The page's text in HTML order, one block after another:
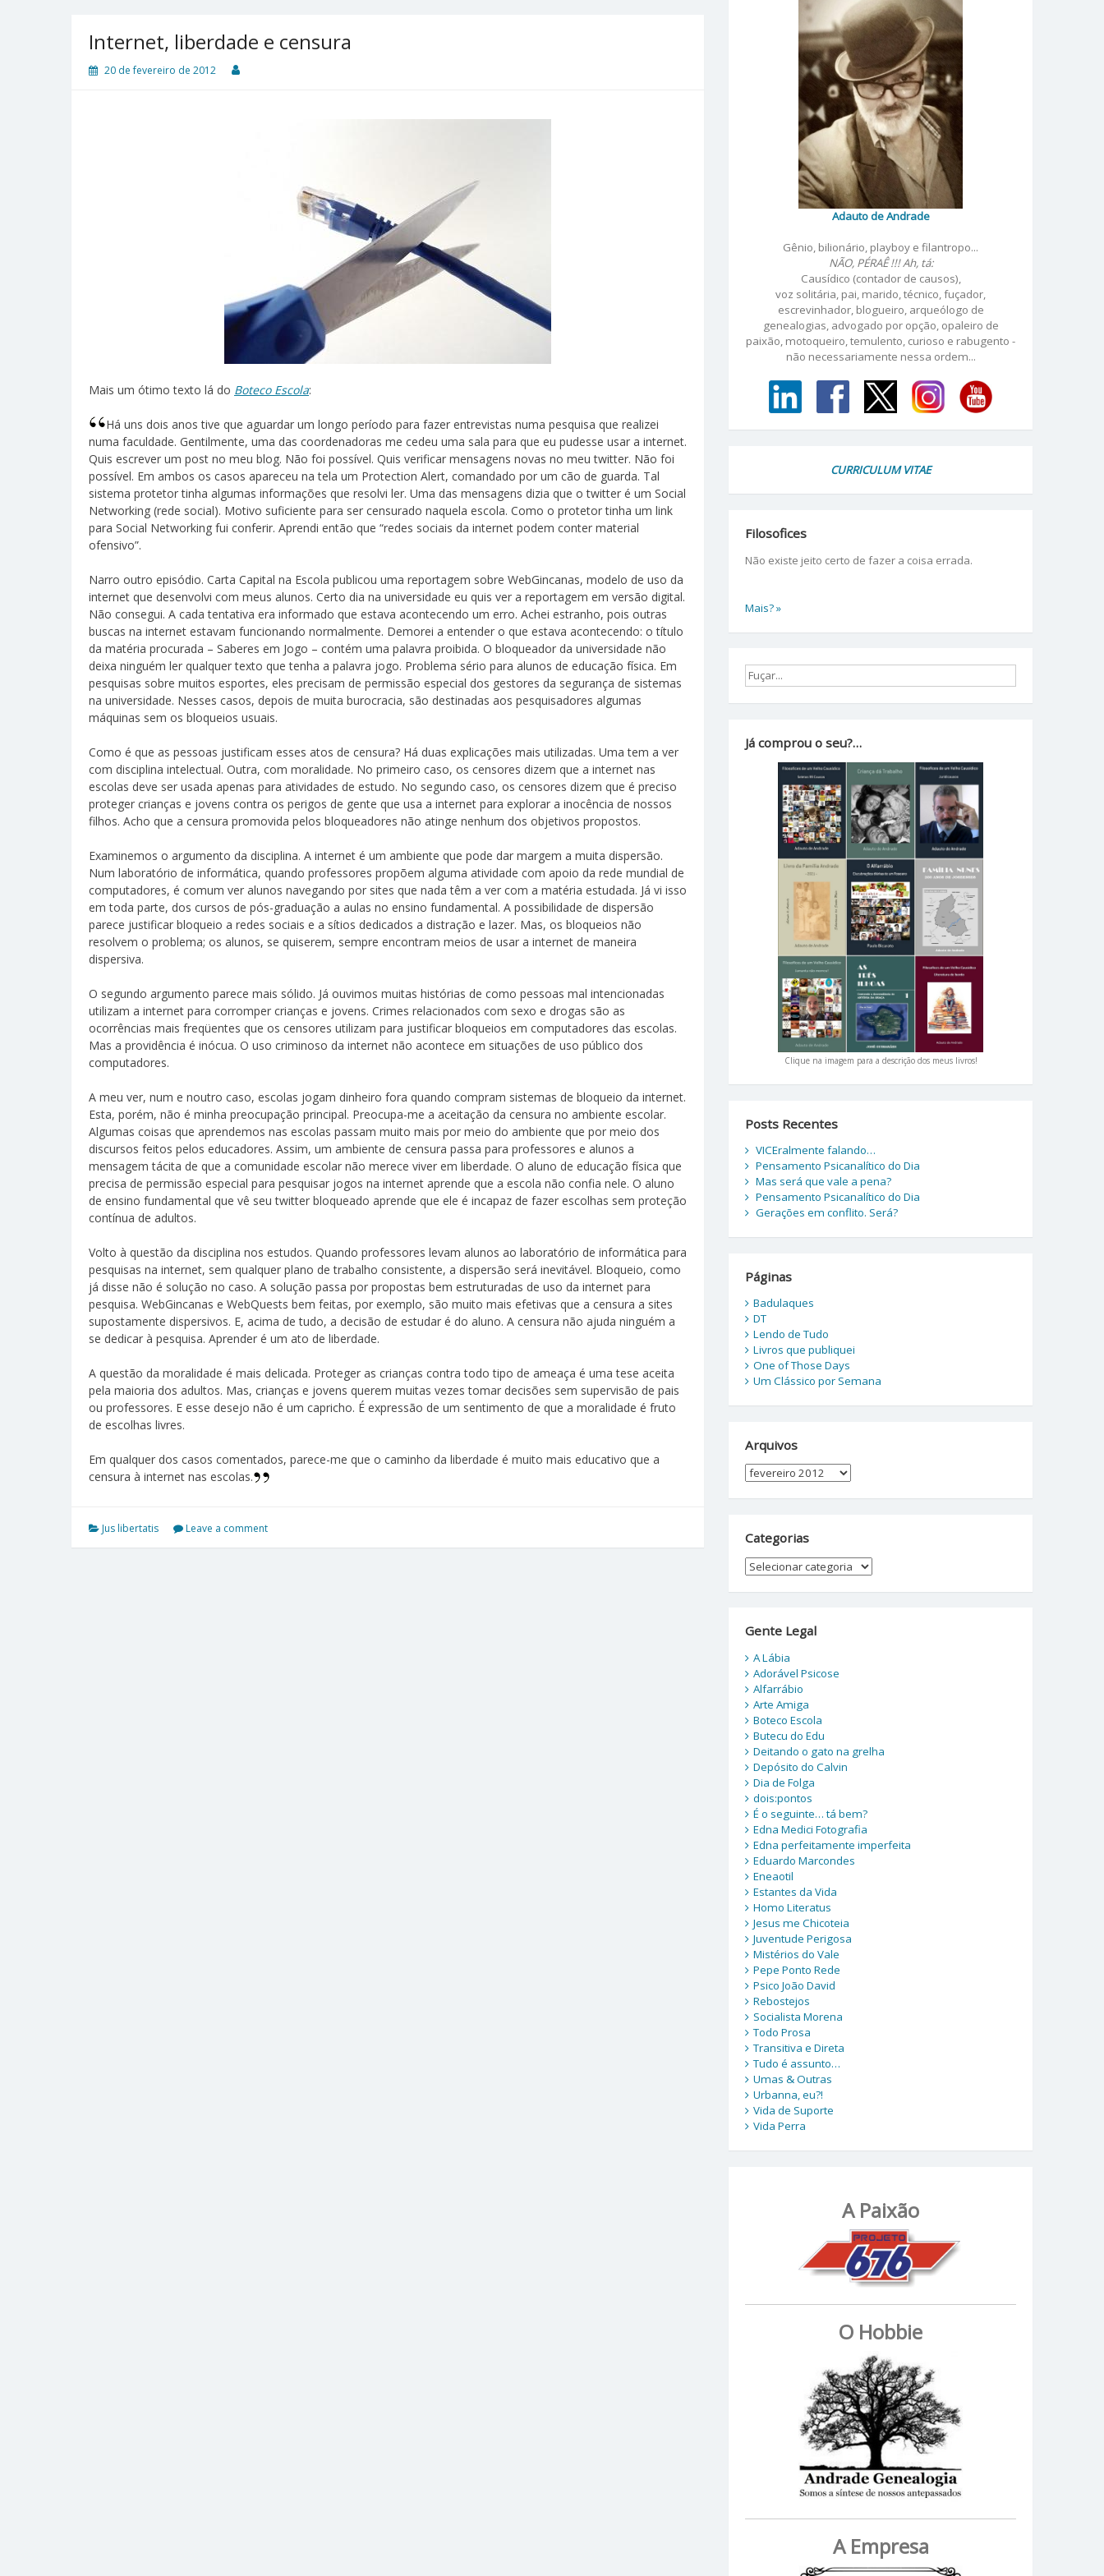
Internet, liberdade e censura
20 de fevereiro de 2012
Mais um ótimo texto lá do Boteco Escola:
Há uns dois anos tive que aguardar um longo período para fazer entrevistas numa pesquisa que realizei
numa faculdade. Gentilmente, uma das coordenadoras me cedeu uma sala para que eu pudesse usar a internet.
Quis escrever um post no meu blog. Não foi possível. Quis verificar mensagens novas no meu twitter. Não foi
possível. Em ambos os casos apareceu na tela um Protection Alert, comandado por um cão de guarda. Tal
sistema protetor tinha algumas informações que resolvi ler. Uma das mensagens dizia que o twitter é um Social
Networking (rede social). Motivo suficiente para ser censurado naquela escola. Como o protetor tinha um link
para Social Networking fui conferir. Aprendi então que “redes sociais da internet podem conter material
ofensivo”.
Narro outro episódio. Carta Capital na Escola publicou uma reportagem sobre WebGincanas, modelo de uso da
internet que desenvolvi com meus alunos. Certo dia na universidade eu quis ver a reportagem em versão digital.
Não consegui. A cada tentativa era informado que estava acontecendo um erro. Achei estranho, pois outras
buscas na internet estavam funcionando normalmente. Demorei a entender o que estava acontecendo: o título
da matéria procurada – Saberes em Jogo – contém uma palavra proibida. O bloqueador da universidade não
deixa ninguém ler qualquer texto que tenha a palavra jogo. Problema sério para alunos de educação física. Em
pesquisas sobre muitos esportes, eles precisam de permissão especial dos gestores da segurança de sistemas
na universidade. Nesses casos, depois de muita burocracia, são destinadas aos pesquisadores algumas
máquinas sem os bloqueios usuais.
Como é que as pessoas justificam esses atos de censura? Há duas explicações mais utilizadas. Uma tem a ver
com disciplina intelectual. Outra, com moralidade. No primeiro caso, os censores dizem que a internet nas
escolas deve ser usada apenas para atividades de estudo. No segundo caso, os censores dizem que é preciso
proteger crianças e jovens contra os perigos de gente que usa a internet para explorar a inocência de nossos
filhos. Acho que a censura promovida pelos bloqueadores não atinge nenhum dos objetivos propostos.
Examinemos o argumento da disciplina. A internet é um ambiente que pode dar margem a muita dispersão.
Num laboratório de informática, quando professores propõem alguma atividade com apoio da rede mundial de
computadores, é comum ver alunos navegando por sites que nada têm a ver com a matéria estudada. Já vi isso
em toda parte, dos cursos de pós-graduação a aulas no ensino fundamental. A possibilidade de dispersão
parece justificar bloqueio a redes sociais e a sítios dedicados a distração e lazer. Mas, os bloqueios não
resolvem o problema; os alunos, se quiserem, sempre encontram meios de usar a internet de maneira
dispersiva.
O segundo argumento parece mais sólido. Já ouvimos muitas histórias de como pessoas mal intencionadas
utilizam a internet para corromper crianças e jovens. Crimes relacionados com sexo e drogas são as
ocorrências mais freqüentes que os censores utilizam para justificar bloqueios em computadores das escolas.
Mas a providência é inócua. O uso criminoso da internet não acontece em situações de uso público dos
computadores.
A meu ver, num e noutro caso, escolas jogam dinheiro fora quando compram sistemas de bloqueio da internet.
Esta, porém, não é minha preocupação principal. Preocupa-me a aceitação da censura no ambiente escolar.
Algumas coisas que aprendemos nas escolas passam muito mais por meio do ambiente que por meio dos
discursos feitos pelos educadores. Assim, um ambiente de censura passa para professores e alunos a
mensagem tácita de que a comunidade escolar não merece viver em liberdade. O aluno de educação física que
precisa de permissão especial para pesquisar jogos na internet aprende que a escola não confia nele. O aluno
de ensino fundamental que vê seu twitter bloqueado aprende que ele é incapaz de fazer escolhas sem proteção
contínua de adultos.
Volto à questão da disciplina nos estudos. Quando professores levam alunos ao laboratório de informática para
pesquisas na internet, sem qualquer plano de trabalho consistente, a dispersão será inevitável. Bloqueio, como
já disse não é solução no caso. A solução passa por propostas bem estruturadas de uso da internet para
pesquisa. WebGincanas e WebQuests bem feitas, por exemplo, são muito mais efetivas que a censura a sites
supostamente dispersivos. E, acima de tudo, a decisão de estudar é do aluno. A censura não ajuda ninguém a
se dedicar à pesquisa. Aprender é um ato de liberdade.
A questão da moralidade é mais delicada. Proteger as crianças contra todo tipo de ameaça é uma tese aceita
pela maioria dos adultos. Mas, crianças e jovens querem muitas vezes tomar decisões sem supervisão de pais
ou professores. E esse desejo não é um capricho. É expressão de um sentimento de que a moralidade é fruto
de escolhas livres.
Em qualquer dos casos comentados, parece-me que o caminho da liberdade é muito mais educativo que a
censura à internet nas escolas.
Jus libertatis Leave a comment
Adauto de Andrade
Gênio, bilionário, playboy e filantropo...
NÃO, PÉRAÊ !!! Ah, tá:
Causídico (contador de causos),
voz solitária, pai, marido, técnico, fuçador,
escrevinhador, blogueiro, arqueólogo de
genealogias, advogado por opção, opaleiro de
paixão, motoqueiro, temulento, curioso e rabugento -
não necessariamente nessa ordem...
CURRICULUM VITAE
Filosofices
Não existe jeito certo de fazer a coisa errada.
Mais? »
Já comprou o seu?…
Clique na imagem para a descrição dos meus livros!
Posts Recentes
VICEralmente falando…
Pensamento Psicanalítico do Dia
Mas será que vale a pena?
Pensamento Psicanalítico do Dia
Gerações em conflito. Será?
Páginas
Badulaques
DT
Lendo de Tudo
Livros que publiquei
One of Those Days
Um Clássico por Semana
Arquivos
Arquivos
Categorias
Categorias
Gente Legal
A Lábia
Adorável Psicose
Alfarrábio
Arte Amiga
Boteco Escola
Butecu do Edu
Deitando o gato na grelha
Depósito do Calvin
Dia de Folga
dois:pontos
É o seguinte… tá bem?
Edna Medici Fotografia
Edna perfeitamente imperfeita
Eduardo Marcondes
Eneaotil
Estantes da Vida
Homo Literatus
Jesus me Chicoteia
Juventude Perigosa
Mistérios do Vale
Pepe Ponto Rede
Psico João David
Rebostejos
Socialista Morena
Todo Prosa
Transitiva e Direta
Tudo é assunto…
Umas & Outras
Urbanna, eu?!
Vida de Suporte
Vida Perra
A Paixão
O Hobbie
A Empresa